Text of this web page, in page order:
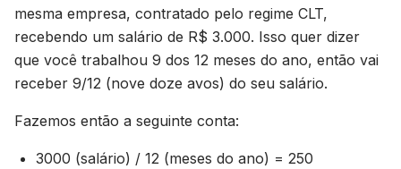
mesma empresa, contratado pelo regime CLT,
recebendo um salário de R$ 3.000. Isso quer dizer
que você trabalhou 9 dos 12 meses do ano, então vai
receber 9/12 (nove doze avos) do seu salário.
Fazemos então a seguinte conta:
3000 (salário) / 12 (meses do ano) = 250